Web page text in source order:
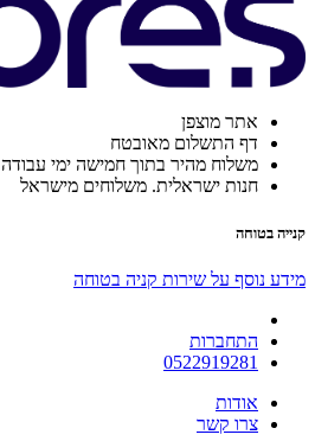
אתר מוצפן
דף התשלום מאובטח
משלוח מהיר בתוך חמישה ימי עבודה
חנות ישראלית. משלוחים מישראל
קנייה בטוחה
מידע נוסף על שירות קניה בטוחה
התחברות
0522919281
אודות
צרו קשר